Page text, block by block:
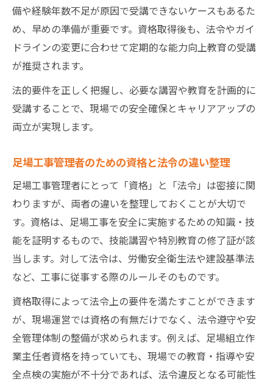
備や経験年数不足が原因で受講できないケースもあるた
め、早めの準備が重要です。資格取得後も、法令やガイ
ドラインの変更に合わせて定期的な能力向上教育の受講
が推奨されます。
法的要件を正しく把握し、必要な講習や教育を計画的に
受講することで、現場での安全確保とキャリアアップの
両立が実現します。
足場工事管理者のための資格と法令の違い整理
足場工事管理者にとって「資格」と「法令」は密接に関
わりますが、両者の違いを整理しておくことが大切で
す。資格は、足場工事を安全に実施するための知識・技
能を証明するもので、技能講習や特別教育の修了証が該
当します。対して法令は、労働安全衛生法や建設基準法
など、工事に従事する際のルールそのものです。
資格取得によって法令上の要件を満たすことができます
が、現場運営では資格の有無だけでなく、法令遵守や安
全管理体制の整備が求められます。例えば、足場組立作
業主任者資格を持っていても、現場での教育・指導や安
全点検の実施が不十分であれば、法令違反となる可能性